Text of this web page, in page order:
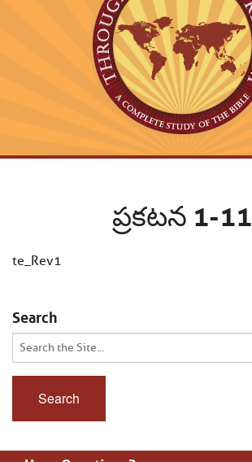
Semester Studies
ప్రకటన 1-11
te_Rev1
Search
Search